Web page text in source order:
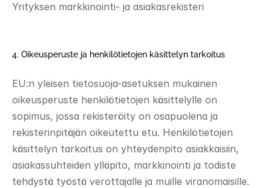
Yrityksen markkinointi- ja asiakasrekisteri
4. Oikeusperuste ja henkilötietojen käsittelyn tarkoitus
EU:n yleisen tietosuoja-asetuksen mukainen
oikeusperuste henkilötietojen käsittelylle on
sopimus, jossa rekisteröity on osapuolena ja
rekisterinpitäjän oikeutettu etu. Henkilötietojen
käsittelyn tarkoitus on yhteydenpito asiakkaisiin,
asiakassuhteiden ylläpito, markkinointi ja todiste
tehdystä työstä verottajalle ja muille viranomaisille.